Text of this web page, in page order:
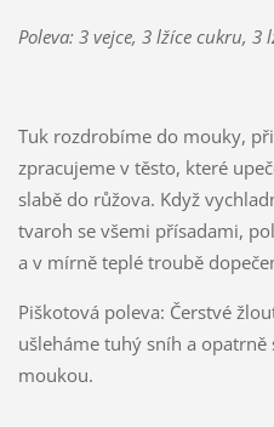
Poleva: 3 vejce, 3 lžíce cukru,
Tuk rozdrobíme do mouky,
zpracujeme v těsto, které
slabě do růžova. Když
tvaroh se všemi přísadami,
a v mírně teplé troubě
Piškotová poleva: Čerstvé
ušleháme tuhý sníh a opatrně
moukou.